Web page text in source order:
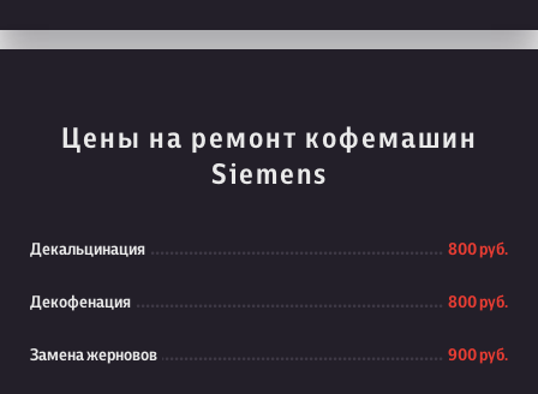
Цены на ремонт кофемашин
Siemens
Декальцинация 800 руб.
Декофенация 800 руб.
Замена жерновов 900 руб.